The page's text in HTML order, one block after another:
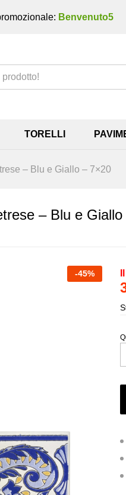
Benvenuto5
TORELLI
– Blu e Giallo – 7×20
– Blu e
-45%
-
e